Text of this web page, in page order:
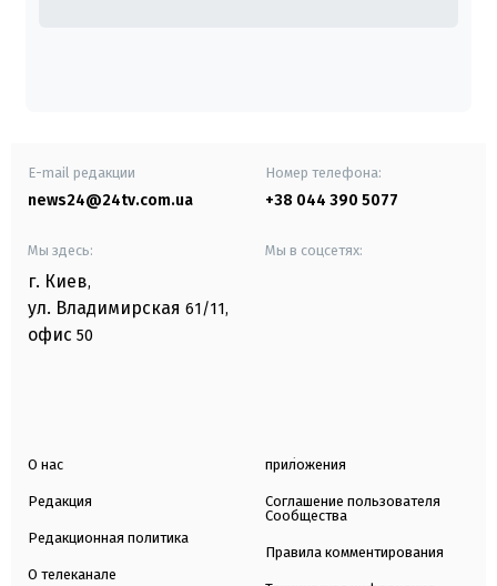
E-mail редакции
news24@24tv.com.ua
Номер телефона:
+38 044 390 5077
Мы здесь:
г. Киев,
ул. Владимирская 61/11,
офис 50
Мы в соцсетях:
О нас
Редакция
Редакционная политика
О телеканале
приложения
Соглашение пользователя
Сообщества
Правила комментирования